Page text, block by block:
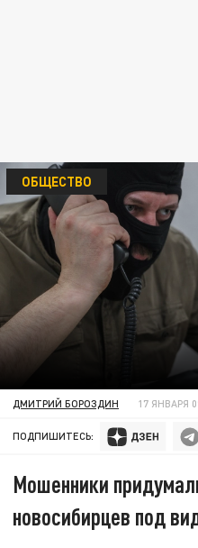
ОБЩЕСТВО
ДМИТРИЙ БОРОЗДИН 17 ЯНВАРЯ
ПОДПИШИТЕСЬ:
Мошенники
новосибирцев под